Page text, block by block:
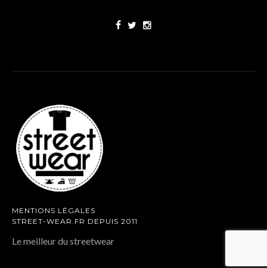
MENTIONS LÉGALES
STREET-WEAR.FR DEPUIS 2011
Le meilleur du streetwear